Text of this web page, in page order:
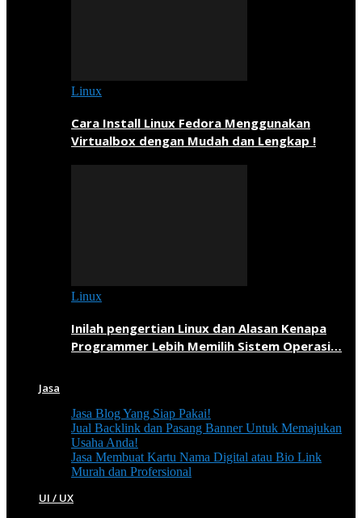
Linux
Cara Install Linux Fedora Menggunakan
Virtualbox dengan Mudah dan Lengkap !
Linux
Inilah pengertian Linux dan Alasan Kenapa
Programmer Lebih Memilih Sistem Operasi…
Jasa
Jasa Blog Yang Siap Pakai!
Jual Backlink dan Pasang Banner Untuk Memajukan
Usaha Anda!
Jasa Membuat Kartu Nama Digital atau Bio Link
Murah dan Profersional
UI / UX